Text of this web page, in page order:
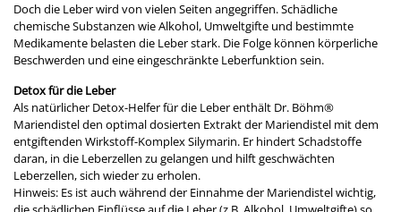
Doch die Leber wird von vielen Seiten angegriffen. Schädliche
chemische Substanzen wie Alkohol, Umweltgifte und bestimmte
Medikamente belasten die Leber stark. Die Folge können körperliche
Beschwerden und eine eingeschränkte Leberfunktion sein.
Detox für die Leber
Als natürlicher Detox-Helfer für die Leber enthält Dr. Böhm®
Mariendistel den optimal dosierten Extrakt der Mariendistel mit dem
entgiftenden Wirkstoff-Komplex Silymarin. Er hindert Schadstoffe
daran, in die Leberzellen zu gelangen und hilft geschwächten
Leberzellen, sich wieder zu erholen.
Hinweis: Es ist auch während der Einnahme der Mariendistel wichtig,